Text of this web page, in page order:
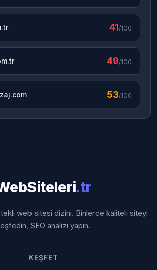
41/100
49/100
53/100
.tr
web sitesi dizini. Binlerce kaliteli siteyi
SEO analizi yapın.
KEŞFET